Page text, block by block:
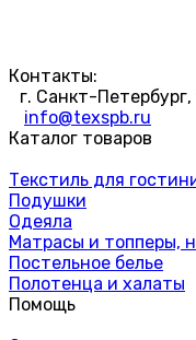
Контакты:
г. Санкт-
info@texspb.ru
Каталог товаров
Текстиль для
Подушки
Одеяла
Матрасы и топперы,
Постельное белье
Полотенца и халаты
Помощь